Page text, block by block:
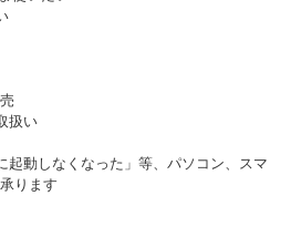
扱い
起動しなくなった」等、パソコン、スマ
ります